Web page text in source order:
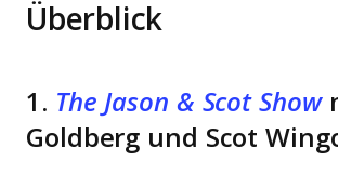
Überblick
1. The Jason & Scot Show
Goldberg und Scot